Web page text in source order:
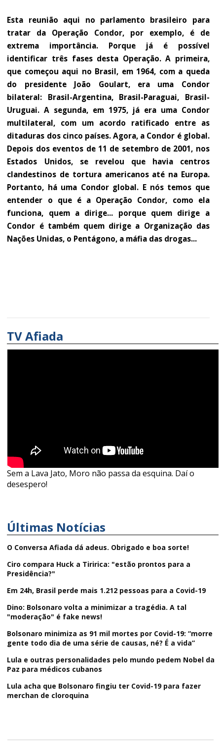
Esta reunião aqui no parlamento brasileiro para
tratar da Operação Condor, por exemplo, é de
extrema importância. Porque já é possível
identificar três fases desta Operação. A primeira,
que começou aqui no Brasil, em 1964, com a queda
do presidente João Goulart, era uma Condor
bilateral: Brasil-Argentina, Brasil-Paraguai, Brasil-
Uruguai. A segunda, em 1975, já era uma Condor
multilateral, com um acordo ratificado entre as
ditaduras dos cinco países. Agora, a Condor é global.
Depois dos eventos de 11 de setembro de 2001, nos
Estados Unidos, se revelou que havia centros
clandestinos de tortura americanos até na Europa.
Portanto, há uma Condor global. E nós temos que
entender o que é a Operação Condor, como ela
funciona, quem a dirige... porque quem dirige a
Condor é também quem dirige a Organização das
Nações Unidas, o Pentágono, a máfia das drogas...
TV Afiada
Sem a Lava Jato, Moro não passa da esquina. Daí o
desespero!
Últimas Notícias
O Conversa Afiada dá adeus. Obrigado e boa sorte!
Ciro compara Huck a Tiririca: "estão prontos para a
Presidência?"
Em 24h, Brasil perde mais 1.212 pessoas para a Covid-19
Dino: Bolsonaro volta a minimizar a tragédia. A tal
"moderação" é fake news!
Bolsonaro minimiza as 91 mil mortes por Covid-19: “morre
gente todo dia de uma série de causas, né? É a vida”
Lula e outras personalidades pelo mundo pedem Nobel da
Paz para médicos cubanos
Lula acha que Bolsonaro fingiu ter Covid-19 para fazer
merchan de cloroquina